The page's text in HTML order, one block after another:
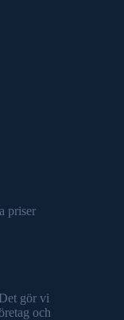
priser
gör vi
och